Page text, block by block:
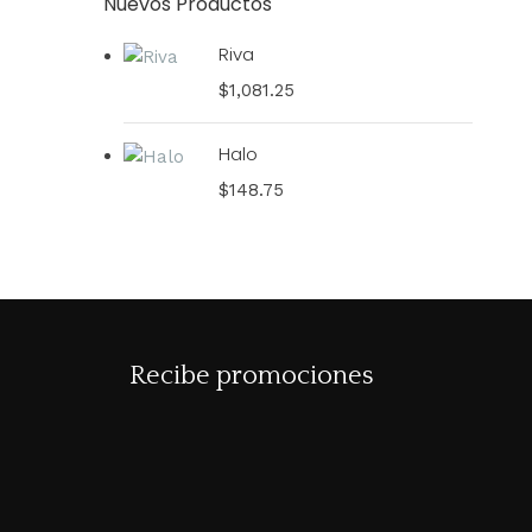
Riva
$1,081.25
Halo
$148.75
Recibe promociones